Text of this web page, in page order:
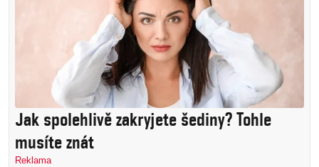
Jak spolehlivě zakryjete šediny? Tohle
musíte znát
Reklama